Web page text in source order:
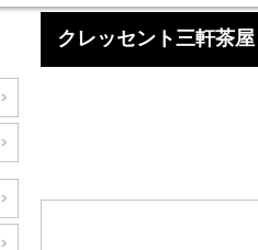
クレッセント三軒茶屋